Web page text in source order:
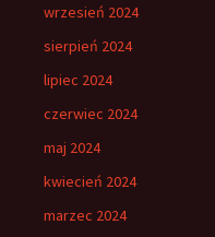
wrzesień 2024
sierpień 2024
lipiec 2024
czerwiec 2024
maj 2024
kwiecień 2024
marzec 2024